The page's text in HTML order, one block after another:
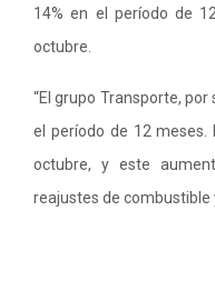
14% en el período de
octubre.
“El grupo Transporte,
el período de 12 meses.
octubre, y este
reajustes de combustible